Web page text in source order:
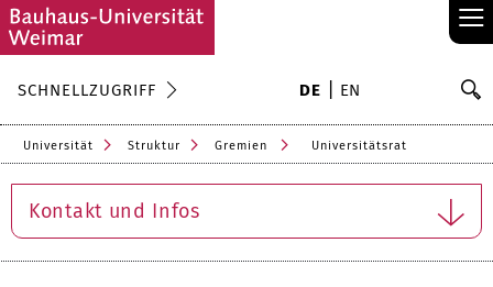
≡
SCHNELLZUGRIFF DE EN
Universität Struktur Gremien Universitätsrat
Kontakt und Infos